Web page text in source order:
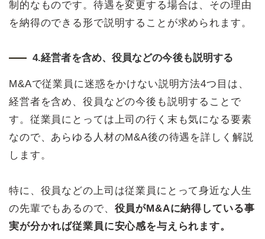
制的なものです。待遇を変更する場合は、その理由
を納得のできる形で説明することが求められます。
4.経営者を含め、役員などの今後も説明する
M&Aで従業員に迷惑をかけない説明方法4つ目は、
経営者を含め、役員などの今後も説明することで
す。従業員にとっては上司の行く末も気になる要素
なので、あらゆる人材のM&A後の待遇を詳しく解説
します。
特に、役員などの上司は従業員にとって身近な人生
の先輩でもあるので、 役員がM&Aに納得している事
実が分かれば従業員に安心感を与えられます。